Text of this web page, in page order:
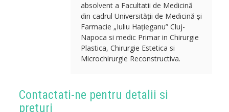
absolvent a Facultatii de Medicină
din cadrul Universității de Medicină și
Farmacie „Iuliu Hațieganu” Cluj-
Napoca si medic Primar in Chirurgie
Plastica, Chirurgie Estetica si
Microchirurgie Reconstructiva.
Contactati-ne pentru detalii si
preturi